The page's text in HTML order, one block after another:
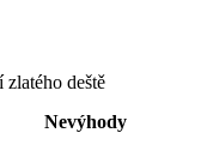
deště
Nevýhody